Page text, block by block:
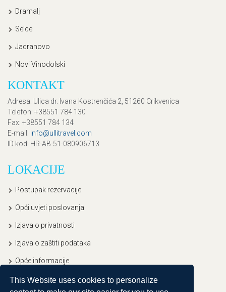
This Website uses cookies to personalize
Dramalj
Selce
Jadranovo
Novi Vinodolski
KONTAKT
Adresa: Ulica dr. Ivana Kostrenčića 2, 51260 Crikvenica
Telefon: +38551 784 130
Fax: +38551 784 134
E-mail: info@ullitravel.com
ID kod: HR-AB-51-080906713
LOKACIJE
Postupak rezervacije
Opći uvjeti poslovanja
Izjava o privatnosti
Izjava o zaštiti podataka
Opće informacije